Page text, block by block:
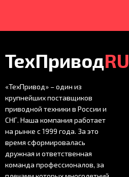
ТехПриводRU
«ТехПривод» – один из
крупнейших поставщиков
приводной техники в России и
СНГ. Наша компания работает
на рынке с 1999 года. За это
время сформировалась
дружная и ответственная
команда профессионалов, за